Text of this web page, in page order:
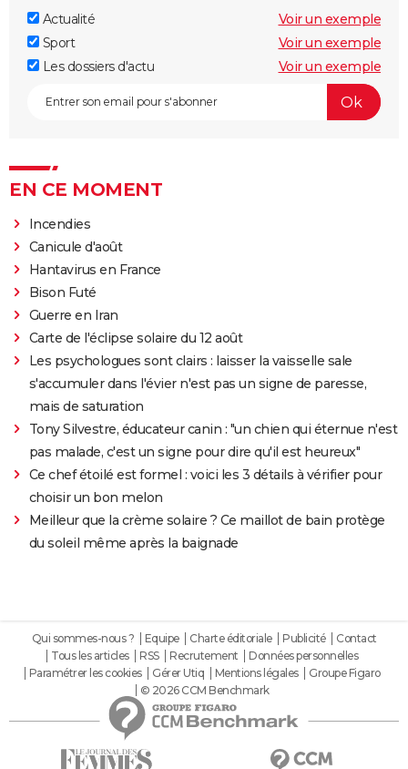
Actualité
Voir un exemple
Sport
Voir un exemple
Les dossiers d'actu
Voir un exemple
EN CE MOMENT
Incendies
Canicule d'août
Hantavirus en France
Bison Futé
Guerre en Iran
Carte de l'éclipse solaire du 12 août
Les psychologues sont clairs : laisser la vaisselle sale
s'accumuler dans l'évier n'est pas un signe de paresse,
mais de saturation
Tony Silvestre, éducateur canin : "un chien qui éternue n'est
pas malade, c'est un signe pour dire qu'il est heureux"
Ce chef étoilé est formel : voici les 3 détails à vérifier pour
choisir un bon melon
Meilleur que la crème solaire ? Ce maillot de bain protège
du soleil même après la baignade
Qui sommes-nous ? Equipe Charte éditoriale Publicité
Contact
Tous les articles
RSS Recrutement
Données personnelles
Paramétrer les cookies
Gérer Utiq Mentions légales
Groupe Figaro
© 2026 CCM Benchmark